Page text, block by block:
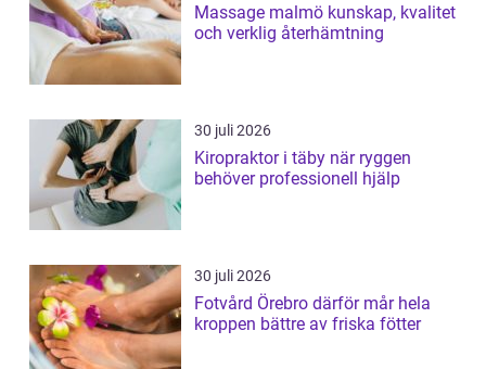
Massage malmö kunskap, kvalitet
och verklig återhämtning
30 juli 2026
Kiropraktor i täby när ryggen
behöver professionell hjälp
30 juli 2026
Fotvård Örebro därför mår hela
kroppen bättre av friska fötter